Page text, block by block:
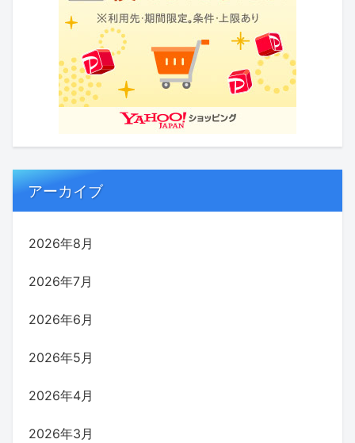
アーカイブ
2026年8月
2026年7月
2026年6月
2026年5月
2026年4月
2026年3月